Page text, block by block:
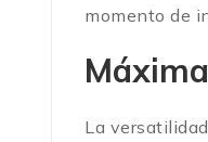
momento de
La